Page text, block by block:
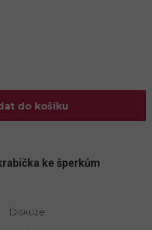
do košíku
ke šperkům
Diskuze